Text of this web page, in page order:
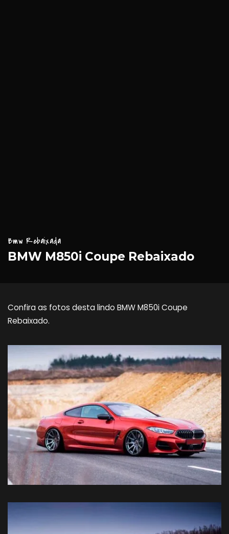
Bmw Rebaixada
BMW M850i Coupe Rebaixado
Confira as fotos desta lindo BMW M850i Coupe
Rebaixado.